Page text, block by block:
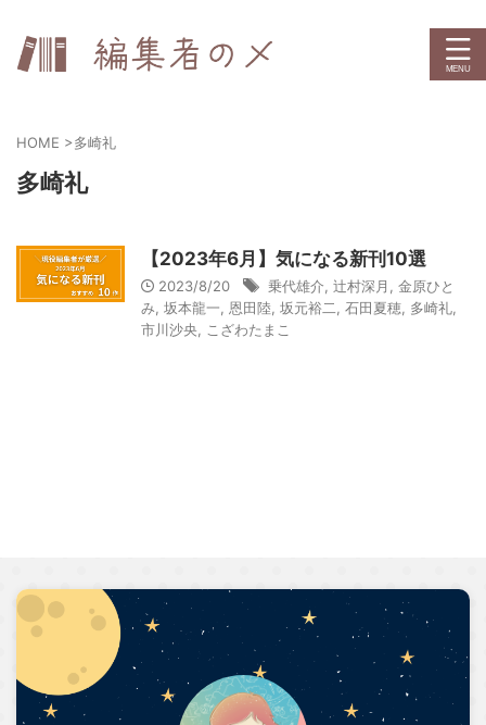
HOME >多崎礼
多崎礼
【2023年6月】気になる新刊10選
2023/8/20 乗代雄介 辻村深月
金原ひと
み 坂本龍一 恩田陸 坂元裕二 石田夏穂 多崎礼
市川沙央
こざわたまこ